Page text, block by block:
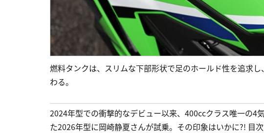
燃料タンクは、スリムな下部形状で足のホールド性を追求
わる。
2024年型での衝撃的なデビュー以来、400ccクラス唯一の4
た2026年型に岡崎静夏さんが試乗。その印象はいかに?! 目